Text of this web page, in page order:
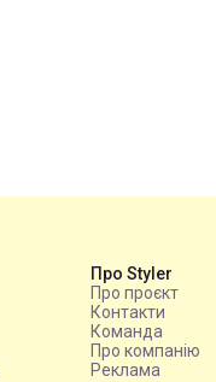
Про Styler
Про проєкт
Контакти
Команда
Про компанію
Реклама